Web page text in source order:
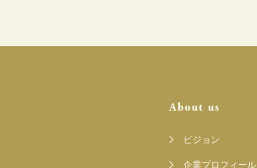
About us
ビジョン
企業プロフィール